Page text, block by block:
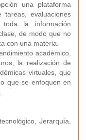
una plataforma
evaluaciones
la información
de modo que no
con una materia.
académico,
la realización de
virtuales, que
que se enfoquen en
Jerarquía,